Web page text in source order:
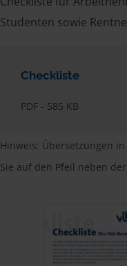
Studenten sowie
Checkliste
PDF - 585 KB
Hinweis: Übersetzungen
Sie auf den Pfeil neben